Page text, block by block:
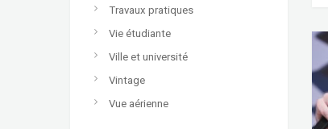
Travaux pratiques
Vie étudiante
Ville et université
Vintage
Vue aérienne